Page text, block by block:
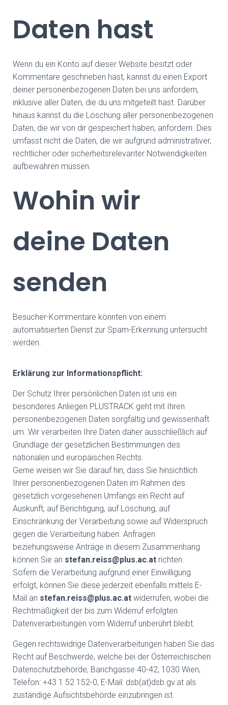
Daten hast
Wenn du ein Konto auf dieser Website besitzt oder
Kommentare geschrieben hast, kannst du einen Export
deiner personenbezogenen Daten bei uns anfordern,
inklusive aller Daten, die du uns mitgeteilt hast. Darüber
hinaus kannst du die Löschung aller personenbezogenen
Daten, die wir von dir gespeichert haben, anfordern. Dies
umfasst nicht die Daten, die wir aufgrund administrativer,
rechtlicher oder sicherheitsrelevanter Notwendigkeiten
aufbewahren müssen.
Wohin wir
deine Daten
senden
Besucher-Kommentare könnten von einem
automatisierten Dienst zur Spam-Erkennung untersucht
werden.
Erklärung zur Informationspflicht:
Der Schutz Ihrer persönlichen Daten ist uns ein
besonderes Anliegen PLUSTRACK geht mit Ihren
personenbezogenen Daten sorgfältig und gewissenhaft
um. Wir verarbeiten Ihre Daten daher ausschließlich auf
Grundlage der gesetzlichen Bestimmungen des
nationalen und europäischen Rechts.
Gerne weisen wir Sie darauf hin, dass Sie hinsichtlich
Ihrer personenbezogenen Daten im Rahmen des
gesetzlich vorgesehenen Umfangs ein Recht auf
Auskunft, auf Berichtigung, auf Löschung, auf
Einschränkung der Verarbeitung sowie auf Widerspruch
gegen die Verarbeitung haben. Anfragen
beziehungsweise Anträge in diesem Zusammenhang
können Sie an stefan.reiss@plus.ac.at richten.
Sofern die Verarbeitung aufgrund einer Einwilligung
erfolgt, können Sie diese jederzeit ebenfalls mittels E-
Mail an stefan.reiss@plus.ac.at widerrufen, wobei die
Rechtmäßigkeit der bis zum Widerruf erfolgten
Datenverarbeitungen vom Widerruf unberührt bleibt.
Gegen rechtswidrige Datenverarbeitungen haben Sie das
Recht auf Beschwerde, welche bei der Österreichischen
Datenschutzbehörde, Barichgasse 40-42, 1030 Wien,
Telefon: +43 1 52 152-0, E-Mail: dsb(at)dsb.gv.at als
zuständige Aufsichtsbehörde einzubringen ist.